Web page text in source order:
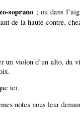
soprano; ou dans
de la haute contre,
violon d’un alto, du
ici.
notes nous leur